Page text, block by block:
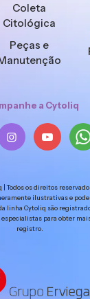
Coleta
Citológica
Peças e
a Cytoliq
Todos os direitos
ilustrativas e
linha Cytoliq são
especialistas para obter
registro.